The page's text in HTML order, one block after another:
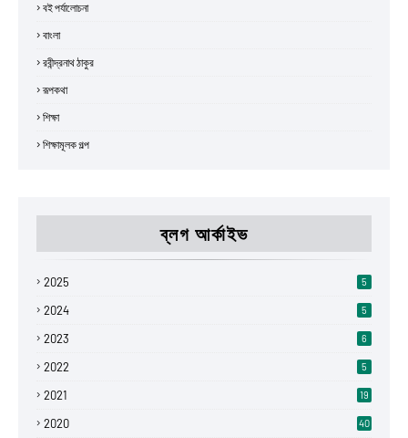
বই পর্যালোচনা
বাংলা
রবীন্দ্রনাথ ঠাকুর
রূপকথা
শিক্ষা
শিক্ষামূলক গল্প
ব্লগ আর্কাইভ
2025 5
2024 5
2023 6
2022 5
2021 19
2020 40